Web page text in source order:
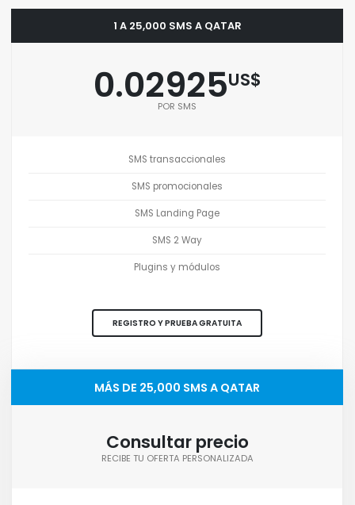
1 A 25,000 SMS A QATAR
0.02925US$
POR SMS
SMS transaccionales
SMS promocionales
SMS Landing Page
SMS 2 Way
Plugins y módulos
REGISTRO Y PRUEBA GRATUITA
MÁS DE 25,000 SMS A QATAR
Consultar precio
RECIBE TU OFERTA PERSONALIZADA